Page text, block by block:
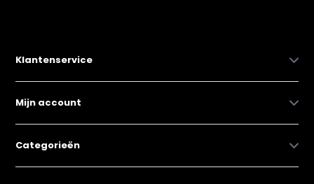
Klantenservice
Mijn account
Categorieën